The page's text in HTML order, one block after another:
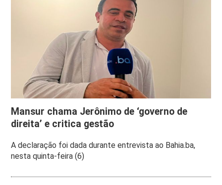
Mansur chama Jerônimo de ‘governo de
direita’ e critica gestão
A declaração foi dada durante entrevista ao Bahia.ba,
nesta quinta-feira (6)